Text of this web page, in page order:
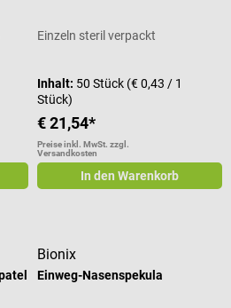
Einzeln steril verpackt
Inhalt: 50 Stück (€ 0,43 / 1
Stück)
€ 21,54*
Preise inkl. MwSt. zzgl.
Versandkosten
In den Warenkorb
Bionix
Einweg-Nasenspekula